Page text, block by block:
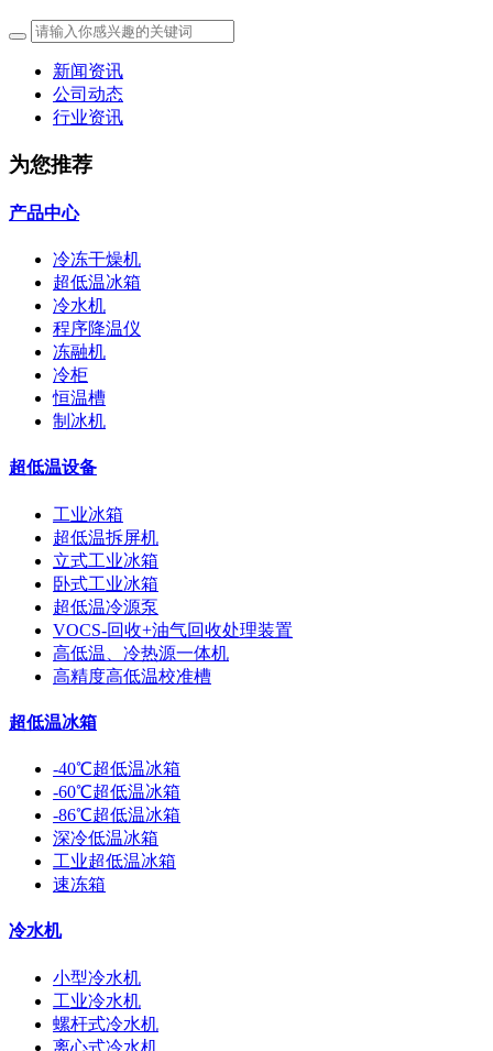
新闻资讯
公司动态
行业资讯
为您推荐
产品中心
冷冻干燥机
超低温冰箱
冷水机
程序降温仪
冻融机
冷柜
恒温槽
制冰机
超低温设备
工业冰箱
超低温拆屏机
立式工业冰箱
卧式工业冰箱
超低温冷源泵
VOCS-回收+油气回收处理装置
高低温、冷热源一体机
高精度高低温校准槽
超低温冰箱
-40℃超低温冰箱
-60℃超低温冰箱
-86℃超低温冰箱
深冷低温冰箱
工业超低温冰箱
速冻箱
冷水机
小型冷水机
工业冷水机
螺杆式冷水机
离心式冷水机